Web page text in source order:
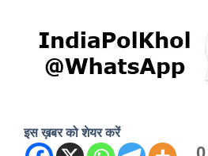
इस ख़बर को शेयर करें